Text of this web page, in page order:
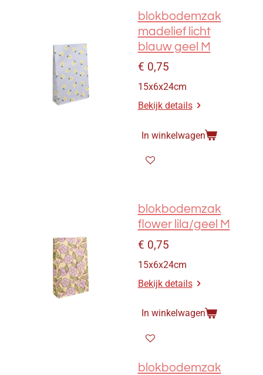
blokbodemzak
madelief licht
blauw geel M
€ 0,75
15x6x24cm
Bekijk details
In winkelwagen
blokbodemzak
flower lila/geel M
€ 0,75
15x6x24cm
Bekijk details
In winkelwagen
blokbodemzak